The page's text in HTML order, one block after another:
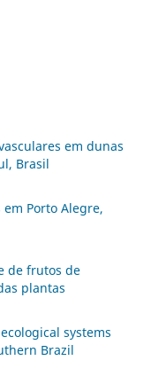
em dunas
Brasil
Porto Alegre,
de frutos de
plantas
systems
Brazil